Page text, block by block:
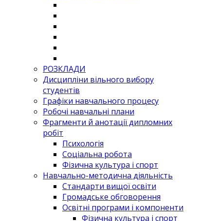
РОЗКЛАДИ
Дисципліни вільного вибору
студентів
Графіки навчального процесу
Робочі навчальні плани
Фрагменти й анотації дипломних
робіт
Психологія
Соціальна робота
Фізична культура і спорт
Навчально-методична діяльність
Стандарти вищої освіти
Громадське обговорення
Освітні програми і компоненти
Фізична культура і спорт